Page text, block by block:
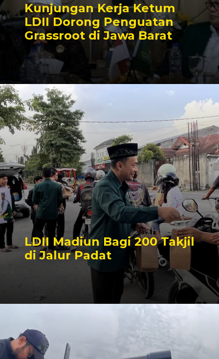
Kunjungan Kerja Ketum
LDII Dorong Penguatan
Grassroot di Jawa Barat
LDII Madiun Bagi 200 Takjil
di Jalur Padat